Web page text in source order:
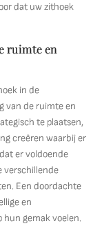
dat uw zithoek
ruimte en
in de
van de ruimte en
te plaatsen,
creëren waarbij er
er voldoende
verschillende
Een doordachte
en
hun gemak voelen.